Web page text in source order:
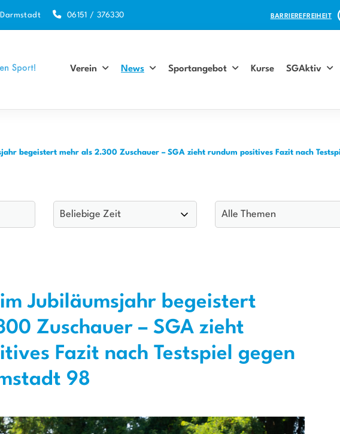
06151 / 376330 BARRIEREFREIHEIT
Verein News Sportangebot Kurse SGAktiv
begeistert mehr als 2.300 Zuschauer – SGA zieht rundum positives Fazit nach
Jubiläumsjahr begeistert
Zuschauer – SGA zieht
Fazit nach Testspiel gegen
98